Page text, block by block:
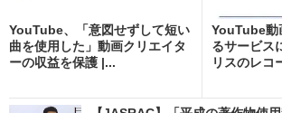
YouTube、「意図せずして短い
曲を使用した」動画クリエイタ
ーの収益を保護 |...
YouTube動
るサービス
リスのレコ